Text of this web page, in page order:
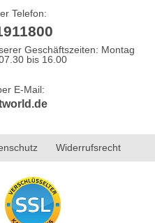
Telefon:
Geschäftszeiten: Montag
bis 16.00
E-Mail:
Widerrufsrecht